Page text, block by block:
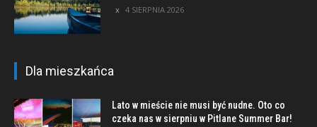
4 SIERPNIA 2026
Dla mieszkańca
Lato w mieście nie musi być nudne. Oto co
czeka nas w sierpniu w Pitlane Summer Bar!